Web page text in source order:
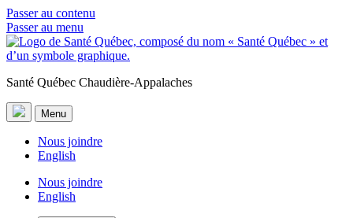
Passer au contenu
Passer au menu
Santé Québec Chaudière-Appalaches
Menu
Nous joindre
English
Nous joindre
English